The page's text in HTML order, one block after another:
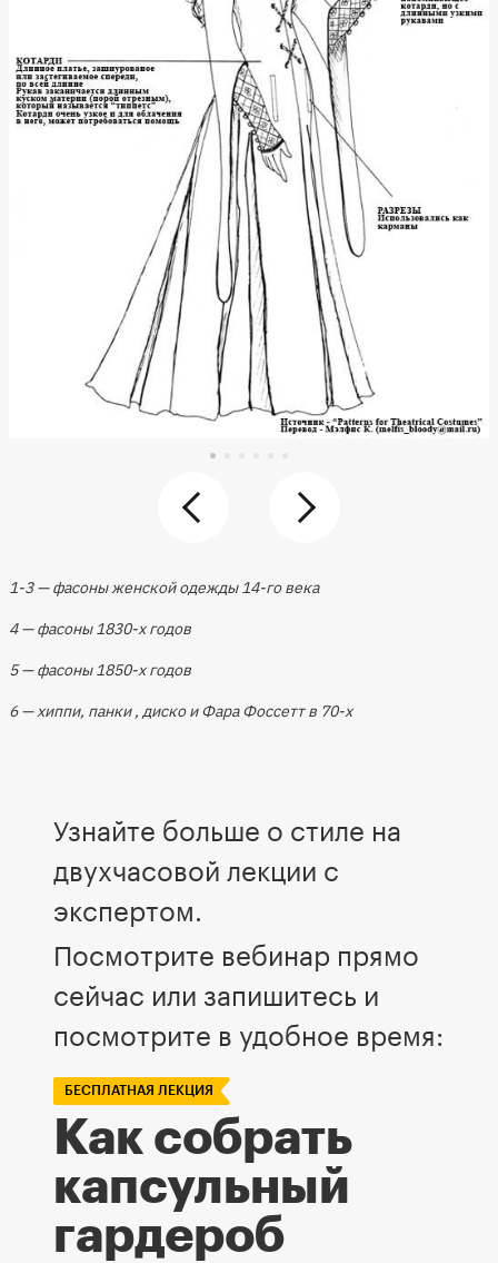
1-3 — фасоны женской одежды 14-го века
4 — фасоны 1830-х годов
5 — фасоны 1850-х годов
6 — хиппи, панки , диско и Фара Фоссетт в 70-х
Узнайте больше о стиле на
двухчасовой лекции с
экспертом.
Посмотрите вебинар прямо
сейчас или запишитесь и
посмотрите в удобное время:
БЕСПЛАТНАЯ ЛЕКЦИЯ
Как собрать
капсульный
гардероб